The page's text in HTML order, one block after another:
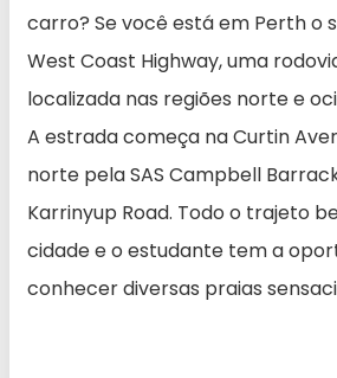
carro? Se você está em Perth o
West Coast Highway, uma
localizada nas regiões norte e
A estrada começa na Curtin
norte pela SAS Campbell
Karrinyup Road. Todo o trajeto
cidade e o estudante tem a
conhecer diversas praias